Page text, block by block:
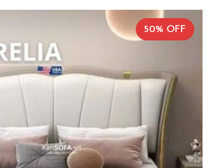
50% OFF